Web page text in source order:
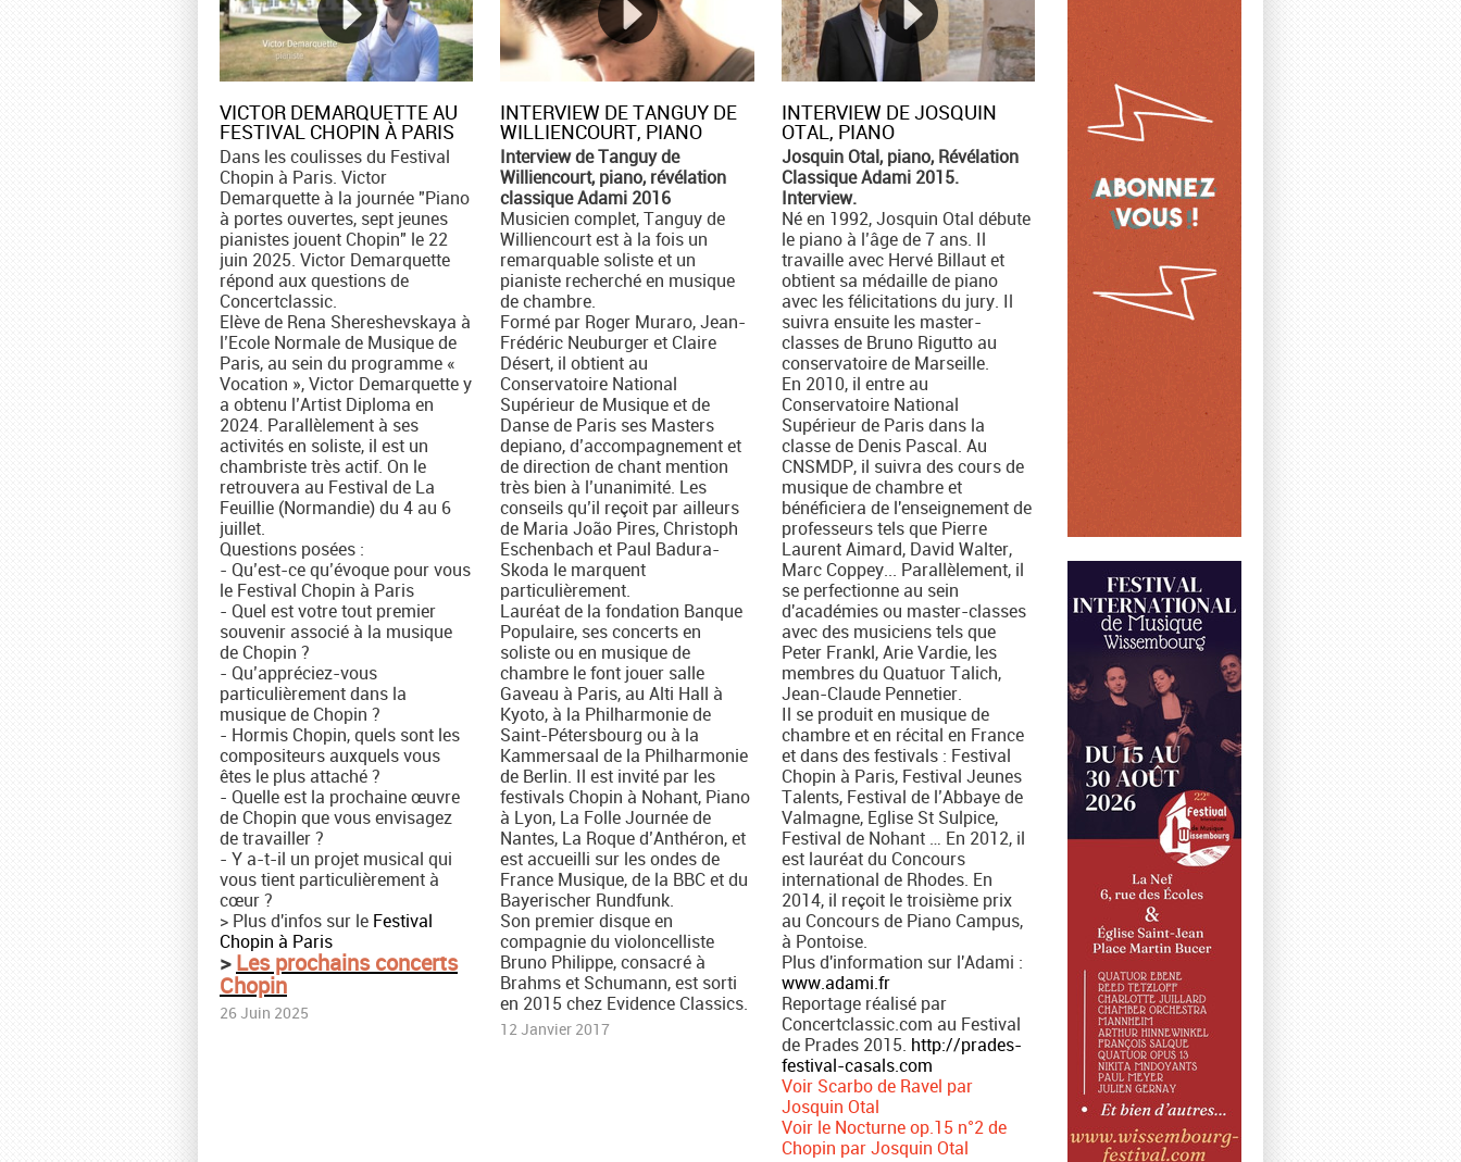
VICTOR DEMARQUETTE AU
FESTIVAL CHOPIN À PARIS
Dans les coulisses du Festival
Chopin à Paris. Victor
Demarquette à la journée "Piano
à portes ouvertes, sept jeunes
pianistes jouent Chopin" le 22
juin 2025. Victor Demarquette
répond aux questions de
Concertclassic.
Elève de Rena Shereshevskaya à
l’Ecole Normale de Musique de
Paris, au sein du programme «
Vocation », Victor Demarquette y
a obtenu l’Artist Diploma en
2024. Parallèlement à ses
activités en soliste, il est un
chambriste très actif. On le
retrouvera au Festival de La
Feuillie (Normandie) du 4 au 6
juillet.
Questions posées :
- Qu’est-ce qu’évoque pour vous
le Festival Chopin à Paris
- Quel est votre tout premier
souvenir associé à la musique
de Chopin ?
- Qu’appréciez-vous
particulièrement dans la
musique de Chopin ?
- Hormis Chopin, quels sont les
compositeurs auxquels vous
êtes le plus attaché ?
- Quelle est la prochaine œuvre
de Chopin que vous envisagez
de travailler ?
- Y a-t-il un projet musical qui
vous tient particulièrement à
cœur ?
> Plus d'infos sur le Festival
Chopin à Paris
>Les prochains concerts
Chopin
26 Juin 2025
INTERVIEW DE TANGUY DE
WILLIENCOURT, PIANO
Interview de Tanguy de
Williencourt, piano, révélation
classique Adami 2016
Musicien complet, Tanguy de
Williencourt est à la fois un
remarquable soliste et un
pianiste recherché en musique
de chambre.
Formé par Roger Muraro, Jean-
Frédéric Neuburger et Claire
Désert, il obtient au
Conservatoire National
Supérieur de Musique et de
Danse de Paris ses Masters
depiano, d’accompagnement et
de direction de chant mention
très bien à l’unanimité. Les
conseils qu’il reçoit par ailleurs
de Maria João Pires, Christoph
Eschenbach et Paul Badura-
Skoda le marquent
particulièrement.
Lauréat de la fondation Banque
Populaire, ses concerts en
soliste ou en musique de
chambre le font jouer salle
Gaveau à Paris, au Alti Hall à
Kyoto, à la Philharmonie de
Saint-Pétersbourg ou à la
Kammersaal de la Philharmonie
de Berlin. Il est invité par les
festivals Chopin à Nohant, Piano
à Lyon, La Folle Journée de
Nantes, La Roque d’Anthéron, et
est accueilli sur les ondes de
France Musique, de la BBC et du
Bayerischer Rundfunk.
Son premier disque en
compagnie du violoncelliste
Bruno Philippe, consacré à
Brahms et Schumann, est sorti
en 2015 chez Evidence Classics.
12 Janvier 2017
INTERVIEW DE JOSQUIN
OTAL, PIANO
Josquin Otal, piano, Révélation
Classique Adami 2015.
Interview.
Né en 1992, Josquin Otal débute
le piano à l’âge de 7 ans. Il
travaille avec Hervé Billaut et
obtient sa médaille de piano
avec les félicitations du jury. Il
suivra ensuite les master-
classes de Bruno Rigutto au
conservatoire de Marseille.
En 2010, il entre au
Conservatoire National
Supérieur de Paris dans la
classe de Denis Pascal. Au
CNSMDP, il suivra des cours de
musique de chambre et
bénéficiera de l'enseignement de
professeurs tels que Pierre
Laurent Aimard, David Walter,
Marc Coppey... Parallèlement, il
se perfectionne au sein
d'académies ou master-classes
avec des musiciens tels que
Peter Frankl, Arie Vardie, les
membres du Quatuor Talich,
Jean-Claude Pennetier.
Il se produit en musique de
chambre et en récital en France
et dans des festivals : Festival
Chopin à Paris, Festival Jeunes
Talents, Festival de l’Abbaye de
Valmagne, Eglise St Sulpice,
Festival de Nohant … En 2012, il
est lauréat du Concours
international de Rhodes. En
2014, il reçoit le troisième prix
au Concours de Piano Campus,
à Pontoise.
Plus d'information sur l'Adami :
www.adami.fr
​Reportage réalisé par
Concertclassic.com au Festival
de Prades 2015. http://prades-
festival-casals.com
Voir Scarbo de Ravel par
Josquin Otal
Voir le Nocturne op.15 n°2 de
Chopin par Josquin Otal